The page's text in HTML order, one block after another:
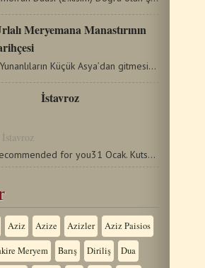
Meryemana Manastırının
Yunanlıların Küçük Asya’dan gitmesinden çok önce…
İstavroz
Recommended for you31 Ocak. Kutsal ve mucize yapıcı, maddî…
Aziz Azize Azizler Aziz Paisios
Meryem Barış Diriliş Dua